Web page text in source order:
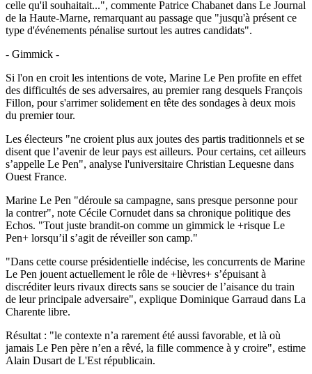
celle qu'il souhaitait...", commente Patrice Chabanet dans Le Journal
de la Haute-Marne, remarquant au passage que "jusqu'à présent ce
type d'événements pénalise surtout les autres candidats".
- Gimmick -
Si l'on en croit les intentions de vote, Marine Le Pen profite en effet
des difficultés de ses adversaires, au premier rang desquels François
Fillon, pour s'arrimer solidement en tête des sondages à deux mois
du premier tour.
Les électeurs "ne croient plus aux joutes des partis traditionnels et se
disent que l’avenir de leur pays est ailleurs. Pour certains, cet ailleurs
s’appelle Le Pen", analyse l'universitaire Christian Lequesne dans
Ouest France.
Marine Le Pen "déroule sa campagne, sans presque personne pour
la contrer", note Cécile Cornudet dans sa chronique politique des
Echos. "Tout juste brandit-on comme un gimmick le +risque Le
Pen+ lorsqu’il s’agit de réveiller son camp."
"Dans cette course présidentielle indécise, les concurrents de Marine
Le Pen jouent actuellement le rôle de +lièvres+ s’épuisant à
discréditer leurs rivaux directs sans se soucier de l’aisance du train
de leur principale adversaire", explique Dominique Garraud dans La
Charente libre.
Résultat : "le contexte n’a rarement été aussi favorable, et là où
jamais Le Pen père n’en a rêvé, la fille commence à y croire", estime
Alain Dusart de L'Est républicain.